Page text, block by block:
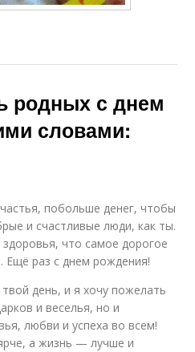
родных с днем
словами:
побольше денег, чтобы
и счастливые люди, как ты.
что самое дорогое
Ещё раз с днем рождения!
день, и я хочу пожелать
и веселья, но и
любви и успеха во всем!
а жизнь — лучше и